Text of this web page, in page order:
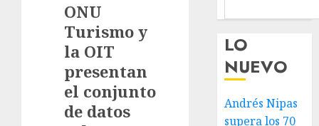
ONU
Turismo y
la OIT
presentan
el conjunto
de datos
LO
NUEVO
Andrés Nipas
supera los 70